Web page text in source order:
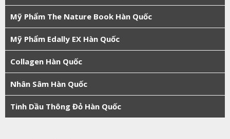
Mỹ Phẩm The Nature Book Hàn Quốc
Mỹ Phẩm Edally EX Hàn Quốc
Collagen Hàn Quốc
Nhân Sâm Hàn Quốc
Tinh Dầu Thông Đỏ Hàn Quốc